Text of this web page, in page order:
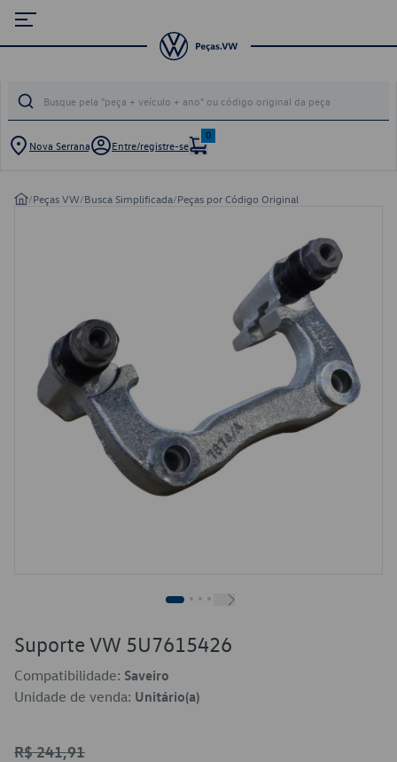
Nova Serrana Entre/registre-se
0
/Peças VW/Busca Simplificada/Peças por Código Original
Suporte VW 5U7615426
Compatibilidade: Saveiro
Unidade de venda: Unitário(a)
R$ 241,91